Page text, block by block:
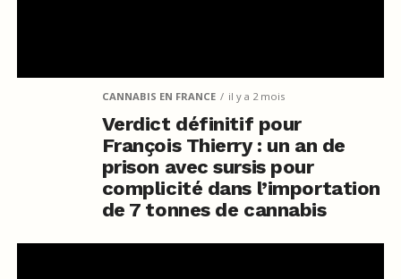
CANNABIS EN FRANCE il y a 2 mois
Verdict définitif pour
François Thierry : un an de
prison avec sursis pour
complicité dans l’importation
de 7 tonnes de cannabis